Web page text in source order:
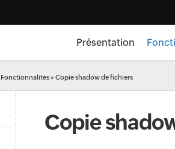
Présentation
Fonctionnalités» Copie shadow de fichiers
Copie